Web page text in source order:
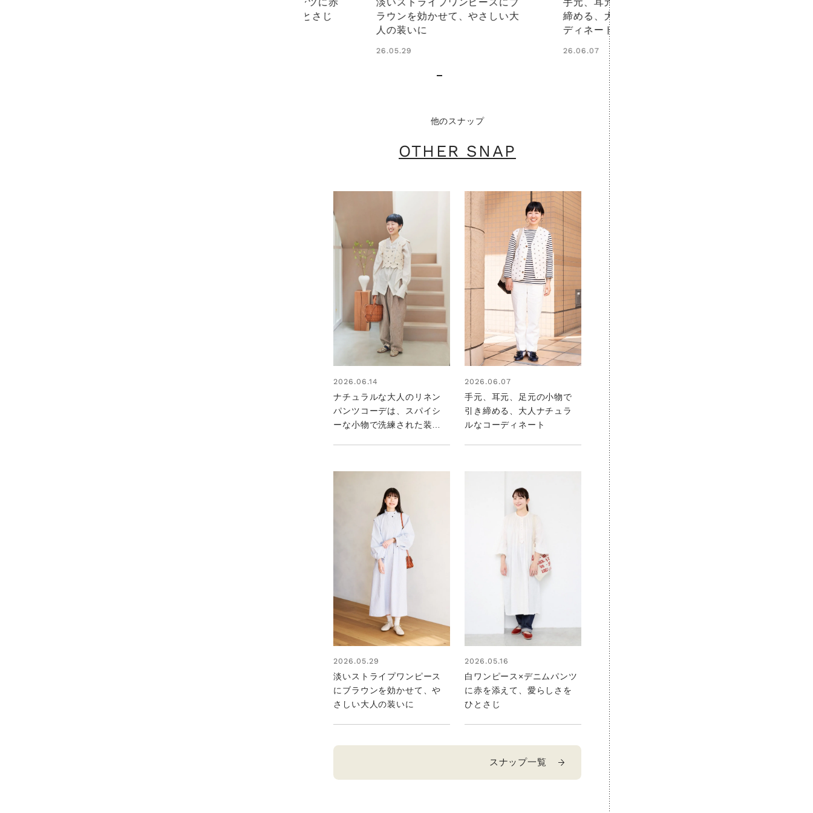
ラウンを効かせて、やさしい大
手元、耳元、足元の小物で引き
締める、大人ナチュラルなコー
ディネート
26.06.07
は、小物やディテールで自分ら
しさを重ねて
26.01.31
他のスナップ
OTHER SNAP
2026.06.14
ナチュラルな大人のリネン
パンツコーデは、スパイシ
ーな小物で洗練された装い
2026.06.07
手元、耳元、足元の小物で
引き締める、大人ナチュラ
ルなコーディネート
2026.05.29
淡いストライプワンピース
にブラウンを効かせて、や
さしい大人の装いに
2026.05.16
白ワンピース×デニムパンツ
に赤を添えて、愛らしさを
ひとさじ
スナップ一覧